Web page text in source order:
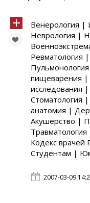
Венерология |
Неврология |
Ревматология
пищеварения |
исследования
Стоматология
анатомия |
Акушерство |
Кодекс
Студентам |
2007-03-09